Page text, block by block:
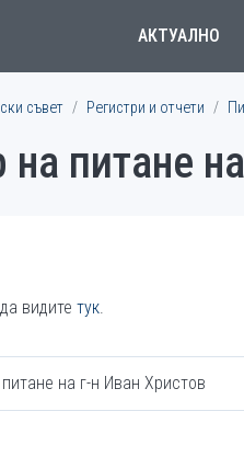
АКТУАЛНО
съвет Регистри и отчети
на питане
видите тук.
на г-н Иван Христов